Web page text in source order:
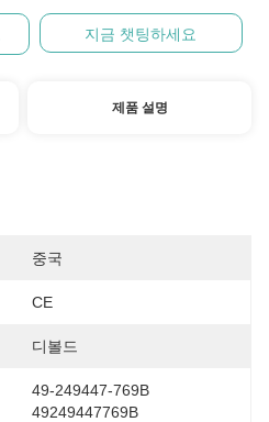
지금 챗팅하세요
제품 설명
중국
CE
디볼드
49-249447-769B
49249447769B